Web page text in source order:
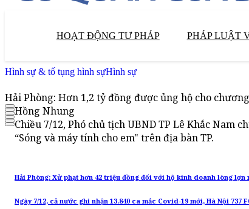
HOẠT ĐỘNG TƯ PHÁP PHÁP LUẬT
Hình sự & tố tụng hình sựHình sự
Hải Phòng: Hơn 1,2 tỷ đồng được ủng hộ cho
Hồng Nhung
Chiều 7/12, Phó chủ tịch UBND TP Lê Khắc
“Sóng và máy tính cho em" trên địa bàn TP.
Hải Phòng: Xử phạt hơn 42 triệu đồng đối với hộ kinh doanh lòng lợn
Ngày 7/12, cả nước ghi nhận 13.840 ca mắc Covid-19 mới, Hà Nội 737